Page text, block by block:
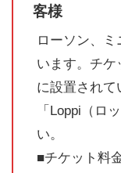
客様
ローソン、
います。チケ
に設置されて
「Loppi（ロ
い。
■チケット料